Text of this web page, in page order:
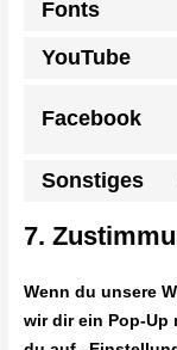
Fonts
YouTube
Facebook
Sonstiges
7.
Wenn du unsere
wir dir ein Pop-Up